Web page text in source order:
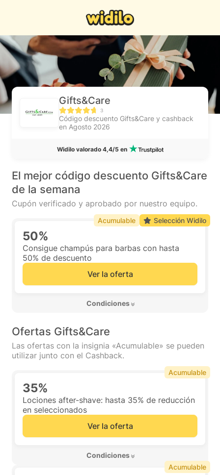
Gifts&Care
3
Código descuento Gifts&Care y cashback
en Agosto 2026
Widilo valorado 4,4/5 en
El mejor código descuento Gifts&Care
de la semana
Cupón verificado y aprobado por nuestro equipo.
50%
Consigue champús para barbas con hasta
50% de descuento
Ver la oferta
Condiciones
Acumulable Selección Widilo
Ofertas Gifts&Care
Las ofertas con la insignia «Acumulable» se pueden
utilizar junto con el Cashback.
35%
Lociones after-shave: hasta 35% de reducción
en seleccionados
Ver la oferta
Condiciones
Acumulable
Acumulable